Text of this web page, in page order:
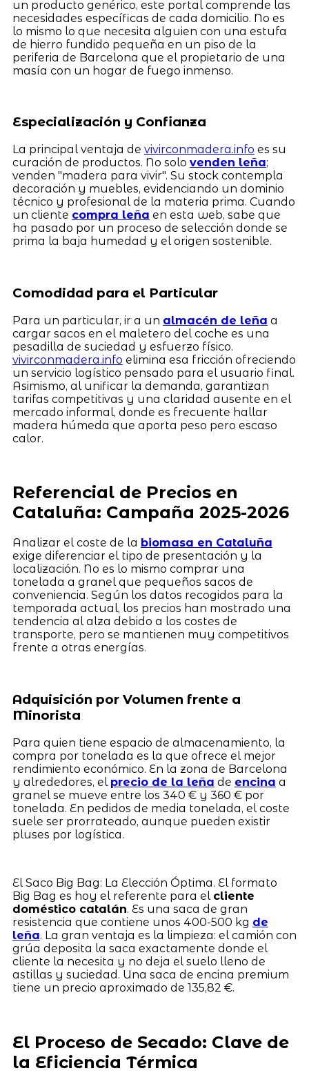
un producto genérico, este portal comprende las
necesidades específicas de cada domicilio. No es
lo mismo lo que necesita alguien con una estufa
de hierro fundido pequeña en un piso de la
periferia de Barcelona que el propietario de una
masía con un hogar de fuego inmenso.
Especialización y Confianza
La principal ventaja de vivirconmadera.info es su
curación de productos. No solo venden leña;
venden "madera para vivir". Su stock contempla
decoración y muebles, evidenciando un dominio
técnico y profesional de la materia prima. Cuando
un cliente compra leña en esta web, sabe que
ha pasado por un proceso de selección donde se
prima la baja humedad y el origen sostenible.
Comodidad para el Particular
Para un particular, ir a un almacén de leña a
cargar sacos en el maletero del coche es una
pesadilla de suciedad y esfuerzo físico.
vivirconmadera.info elimina esa fricción ofreciendo
un servicio logístico pensado para el usuario final.
Asimismo, al unificar la demanda, garantizan
tarifas competitivas y una claridad ausente en el
mercado informal, donde es frecuente hallar
madera húmeda que aporta peso pero escaso
calor.
Referencial de Precios en
Cataluña: Campaña 2025-2026
Analizar el coste de la biomasa en Cataluña
exige diferenciar el tipo de presentación y la
localización. No es lo mismo comprar una
tonelada a granel que pequeños sacos de
conveniencia. Según los datos recogidos para la
temporada actual, los precios han mostrado una
tendencia al alza debido a los costes de
transporte, pero se mantienen muy competitivos
frente a otras energías.
Adquisición por Volumen frente a
Minorista
Para quien tiene espacio de almacenamiento, la
compra por tonelada es la que ofrece el mejor
rendimiento económico. En la zona de Barcelona
y alrededores, el precio de la leña de encina a
granel se mueve entre los 340 € y 360 € por
tonelada. En pedidos de media tonelada, el coste
suele ser prorrateado, aunque pueden existir
pluses por logística.
El Saco Big Bag: La Elección Óptima. El formato
Big Bag es hoy el referente para el cliente
doméstico catalán. Es una saca de gran
resistencia que contiene unos 400-500 kg de
leña. La gran ventaja es la limpieza: el camión con
grúa deposita la saca exactamente donde el
cliente la necesita y no deja el suelo lleno de
astillas y suciedad. Una saca de encina premium
tiene un precio aproximado de 135,82 €.
El Proceso de Secado: Clave de
la Eficiencia Térmica